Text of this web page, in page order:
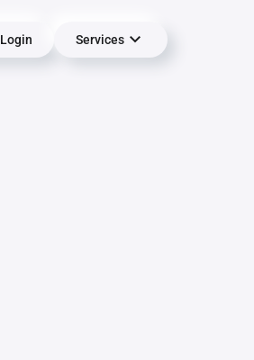
Login Services